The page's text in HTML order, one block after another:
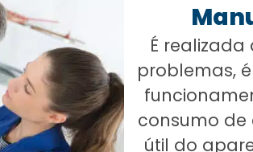
É
problemas,
consumo de
útil do